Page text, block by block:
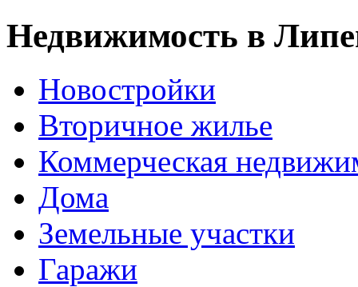
Недвижимость в
Новостройки
Вторичное жилье
Коммерческая
Дома
Земельные участки
Гаражи